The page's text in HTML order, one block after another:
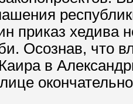
приказ хедива
Осознав, что
в